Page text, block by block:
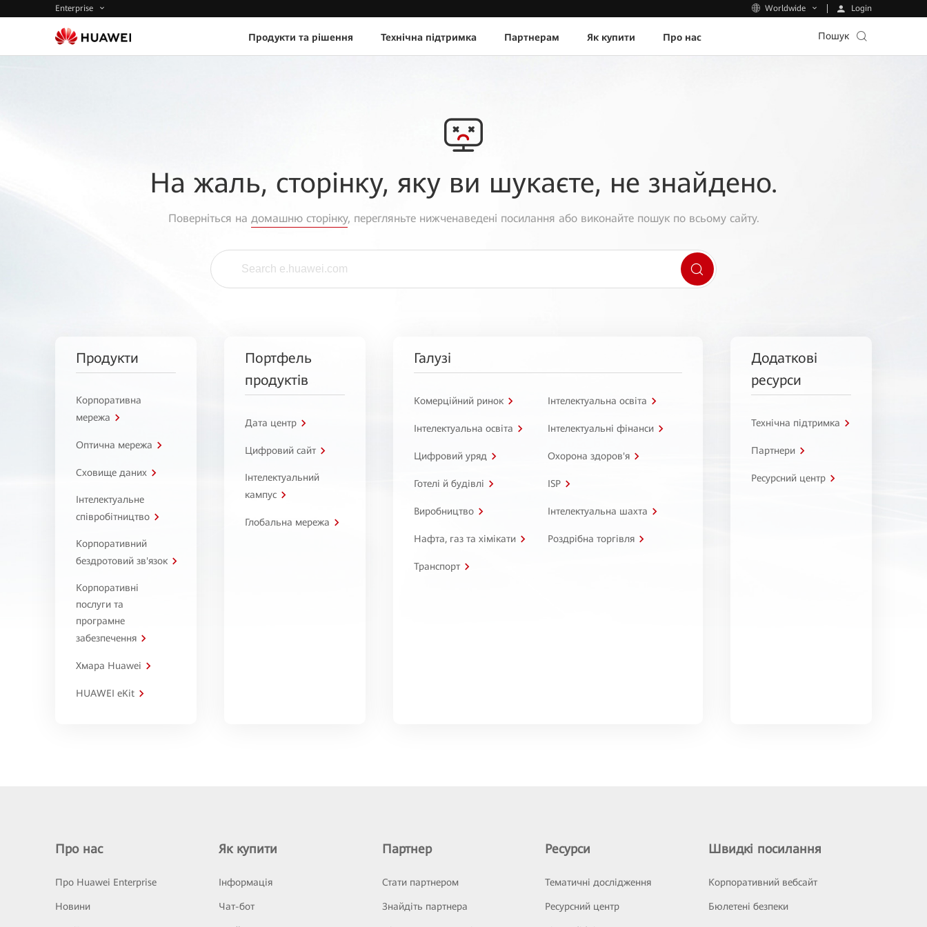
Enterprise Worldwide Login
Продукти та рішення Технічна підтримка Партнерам Як купити Про нас Пошук
На жаль, сторінку, яку ви шукаєте, не знайдено.
Поверніться на домашню сторінку, перегляньте нижченаведені посилання або виконайте пошук по всьому сайту.
Продукти
Корпоративна
мережа
Оптична мережа
Сховище даних
Інтелектуальне
співробітництво
Корпоративний
бездротовий зв'язок
Корпоративні
послуги та
програмне
забезпечення
Хмара Huawei
HUAWEI eKit
Портфель
продуктів
Дата центр
Цифровий сайт
Інтелектуальний
кампус
Глобальна мережа
Галузі
Комерційний ринок Інтелектуальна освіта
Інтелектуальна освіта Інтелектуальні фінанси
Цифровий уряд Охорона здоров'я
Готелі й будівлі ISP
Виробництво Інтелектуальна шахта
Нафта, газ та хімікати Роздрібна торгівля
Транспорт
Додаткові
ресурси
Технічна підтримка
Партнери
Ресурсний центр
Про нас
Про Huawei Enterprise
Новини
Як купити
Інформація
Чат-бот
Партнер
Стати партнером
Знайдіть партнера
Ресурси
Тематичні дослідження
Ресурсний центр
Швидкі посилання
Корпоративний вебсайт
Бюлетені безпеки